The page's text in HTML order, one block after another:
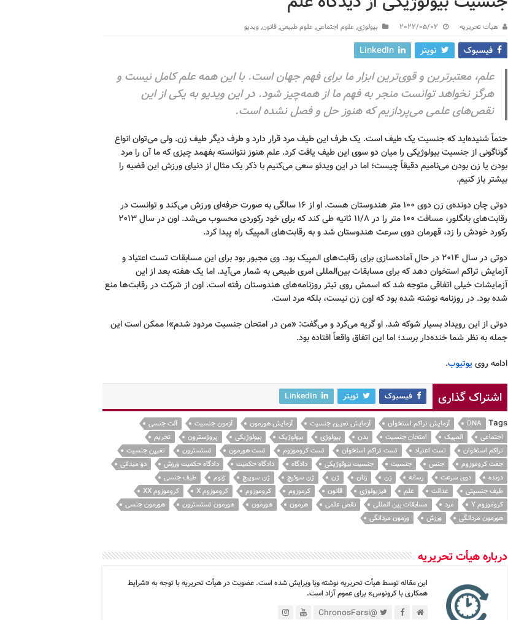
هیأت تحریریه 2022/05/02 بیولوژی,علوم اجتماعی,علوم طبیعی,قانون,ویدیو
فیسبوک تویتر LinkedIn
علم، معتبرترین و قویترین ابزار ما برای فهم جهان است. با این همه علم کامل نیست و
هرگز نخواهد توانست منجر به فهم ما از همه‌چیز شود. در این ویدیو به یکی از این
نقصهای علمی می‌پردازیم که هنوز حل و فصل نشده است.
حتماً شنیده‌اید که جنسیت یک طیف است. یک طرف این طیف مرد قرار دارد و طرف دیگر طیف زن. ولی می‌توان انواع
گوناگونی از جنسیت بیولوژیکی را میان دو سوی این طیف یافت کرد. علم هنوز نتوانسته بفهمد چیزی که ما آن را مرد
بودن یا زن بودن می‌نامیم دقیقاً چیست؛ اما در این ویدئو سعی می‌کنیم با ذکر یک مثال از دنیای ورزش این قضیه را
بیشتر باز کنیم.
دوتی چان دوندهی زن دوی ۱۰۰ متر هندوستان هست . او از ۱۶ سالگی به صورت حرفه ای ورزش میکند و توانست در
رقابتهای بانگلور، مسافت ۱۰۰ متر را در ۱۱ /۸ ثانیه طی کند که برای خود رکوردی محسوب می شد.
اون در سال ۲۰۱۳
رکورد خودش را زد، قهرمان دوی سرعت هندوستان شد و به رقابتهای المپیک راه پیدا کرد.
دوتی در سال ۲۰۱۴ در حال آماده‌سازی برای رقابت
های المپیک بود. وی مجبور بود برای این مسابقات تست اعتیاد و
آزمایش تراکم استخوان دهد که برای مسابقات بین‌المللی امری طبیعی به شمار می‌آید. اما یک هفته بعد از این
آزمایشات خیلی اتفاقی متوجه شد که اسمش روی تیتر روزنامههای هندوستان رفته است. اون از شرکت در رقابتها منع
شده بود. درروزنامه نوشته شده بود که اون زن نیست، بلکه مرد است.
دوتی از این رویداد بسیار شوکه شد. او گریه میکرد و میگفت: «من در امتحان جنسیت مردود شدم»! ممکن است این
جمله به نظر شما خندهدار برسد؛ اما این اتفاق واقعاً افتاده بود.
ادامه روی یوتیوب.
اشتراک گذاری فیسبوک تویتر LinkedIn
Tags
DNA آزمایش تراکم استخوان آزمایش تعیین جنسیت آزمایش هورمون آزمون جنسیت
آلت جنسی
اجتماعی
المپیک امتحان جنسیت بدن بیولوژی بیولوژیک بیولوژیکی پروژسترون
تحریم
تراکم استخوان
تست اعتیاد تست تراکم استخوان تست کروموزوم تست هورمون تستسترون
تعیین جنسیت
جفت کروموزوم
جنس جنسیت جنسیت بیولوژیکی دادگاه دادگاه حکمیت دادگاه حکمیت ورزش
دو میدانی
دونده
دوی سرعت رسانه زن زنان ژن ژن سوئیچ ژن سوییچ ژنوم
طیف جنسی
طیف جنسیتی
عدالت علم فیزیولوژی قانون کرموزوم کروموزوم کروموزوم X
کروموزوم XX
کروموزوم Y
مرد مسابقات بین المللی نقص علمی هرمون هورمون هورمون تستسترون
هورمون جنسی
هورمون مردانگی
ورزش ورمون مردانگی
درباره هیأت تحریریه
این مقاله توسط هیأت تحریریه نوشته ویا ویرایش شده است. عضویت در هیأت تحریریه با توجه به «شرایط
همکاری با کرونوس» برای عموم آزاد است.
@ChronosFarsi